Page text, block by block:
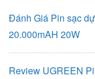
Đánh Giá Pin sạc
20.000mAH 20W
Review UGREEN